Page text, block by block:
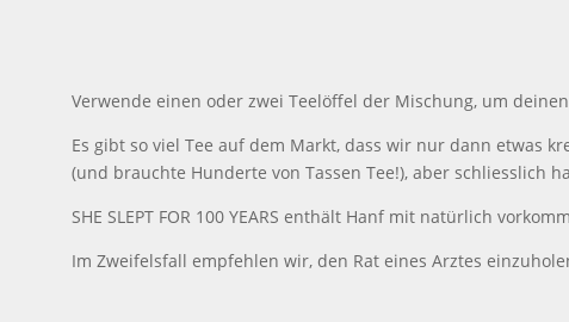
Verwende einen oder zwei Teelöffel der Mischung, um
Es gibt so viel Tee auf dem Markt, dass wir nur dann etwas
(und brauchte Hunderte von Tassen Tee!), aber schliesslich
SHE SLEPT FOR 100 YEARS enthält Hanf mit natürlich
Im Zweifelsfall empfehlen wir, den Rat eines Arztes